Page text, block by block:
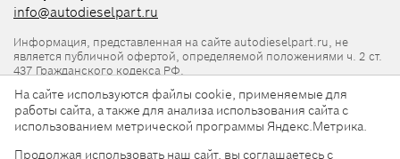
info@autodieselpart.ru
Информация, представленная на сайте autodieselpart.ru, не
является публичной офертой, определяемой положениями ч. 2 ст.
437 Гражданского кодекса РФ.
Нормативная документация
ADP в социальных сетях
На сайте используются файлы cookie, применяемые для
работы сайта, а также для анализа использования сайта с
использованием метрической программы Яндекс.Метрика.
Продолжая использовать наш сайт, вы соглашаетесь с